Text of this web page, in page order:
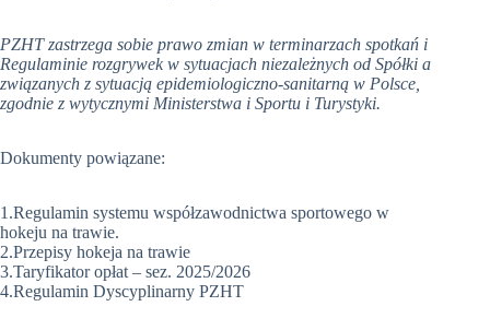
PZHT zastrzega sobie prawo zmian w terminarzach spotkań i
Regulaminie rozgrywek w sytuacjach niezależnych od Spółki a
związanych z sytuacją epidemiologiczno-sanitarną w Polsce,
zgodnie z wytycznymi Ministerstwa i Sportu i Turystyki.
Dokumenty powiązane:
1.Regulamin systemu współzawodnictwa sportowego w
hokeju na trawie.
2.Przepisy hokeja na trawie
3.Taryfikator opłat – sez. 2025/2026
4.Regulamin Dyscyplinarny PZHT